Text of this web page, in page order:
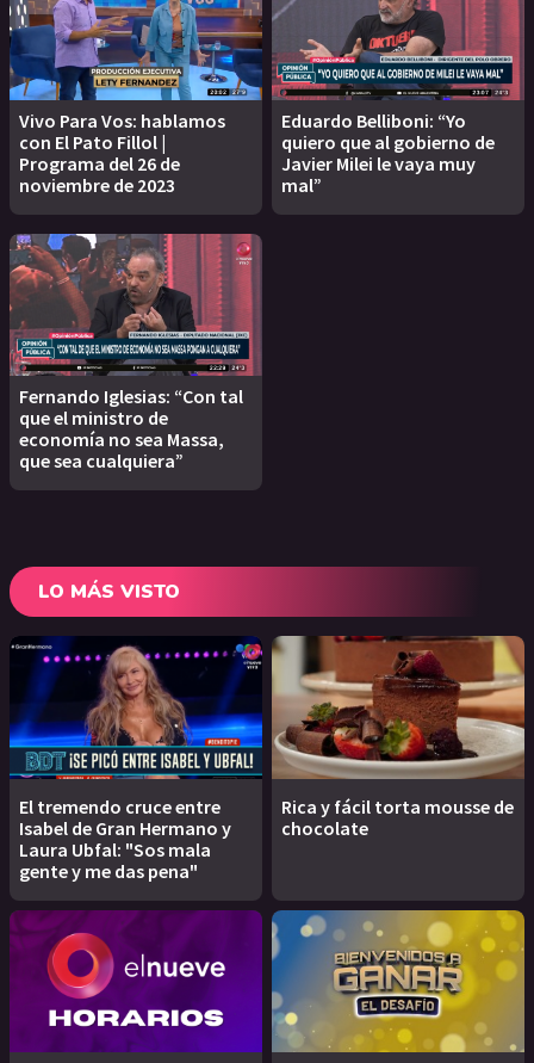
Vivo Para Vos: hablamos
con El Pato Fillol |
Programa del 26 de
noviembre de 2023
Eduardo Belliboni: “Yo
quiero que al gobierno de
Javier Milei le vaya muy
mal”
Fernando Iglesias: “Con tal
que el ministro de
economía no sea Massa,
que sea cualquiera”
LO MÁS VISTO
El tremendo cruce entre
Isabel de Gran Hermano y
Laura Ubfal: "Sos mala
gente y me das pena"
Rica y fácil torta mousse de
chocolate